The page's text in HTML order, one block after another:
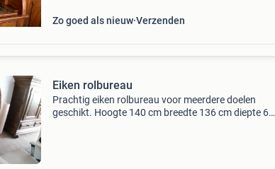
Zo goed als nieuw Verzenden
Eiken rolbureau
Prachtig eiken rolbureau voor meerdere doelen
geschikt. Hoogte 140 cm breedte 136 cm diepte 69